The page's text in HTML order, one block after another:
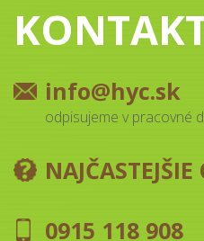
info@hyc.sk
odpisujeme v pracovné
0915 118 908